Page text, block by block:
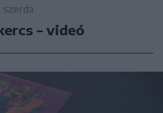
szerda
– videó